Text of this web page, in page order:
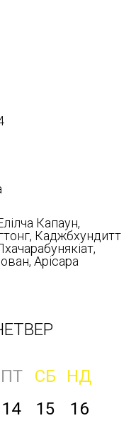
Капаун,
Каджбхундитт
Арісара
ПТ СБ
НД
14 15 16